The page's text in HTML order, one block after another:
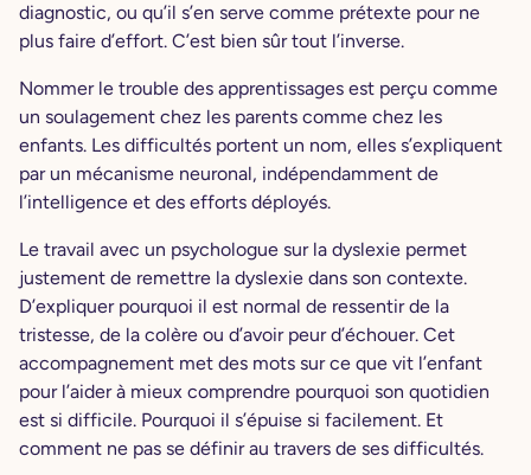
diagnostic, ou qu’il s’en serve comme prétexte pour ne
plus faire d’effort. C’est bien sûr tout l’inverse.
Nommer le trouble des apprentissages est perçu comme
un soulagement chez les parents comme chez les
enfants. Les difficultés portent un nom, elles s’expliquent
par un mécanisme neuronal, indépendamment de
l’intelligence et des efforts déployés.
Le travail avec un psychologue sur la dyslexie permet
justement de remettre la dyslexie dans son contexte.
D’expliquer pourquoi il est normal de ressentir de la
tristesse, de la colère ou d’avoir peur d’échouer. Cet
accompagnement met des mots sur ce que vit l’enfant
pour l’aider à mieux comprendre pourquoi son quotidien
est si difficile. Pourquoi il s’épuise si facilement. Et
comment ne pas se définir au travers de ses difficultés.